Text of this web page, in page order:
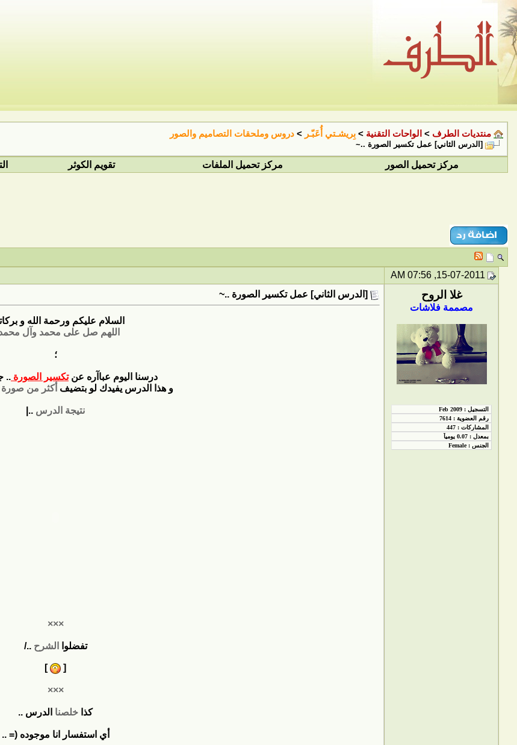
منتديات الطرف > الواحات التقنية > بِريشـتي أُعَبّـر > دروس وملحقات التصاميم والصور
[الدرس الثاني] عمل تكسير الصورة ..~
مركز تحميل الصور
مركز تحميل الملفات تقويم الكوثر
غلا الروح
مصممة فلاشات
[الدرس الثاني] عمل تكسير الصورة ..~
السلام عليكم ورحمة الله و
اللهم صل على محمد وآل
؛
درسنا اليوم عباآره عنتكسير الصورة ..
و هذا الدرس يفيدك لو بتضيف أكثر من صورة
نتيجة الدرس ..|
×××
تفضلوا الشرح../
[
]
×××
كذا خلصنا الدرس ..
أي استفسار انا موجوده (= ..